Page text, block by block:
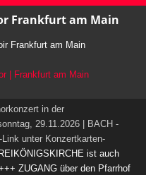
Frankfurt am Main
Frankfurt am Main
in der
29.11.2026 | BACH -
unter Konzertkarten-
ist auch
ZUGANG über den Pfarrhof